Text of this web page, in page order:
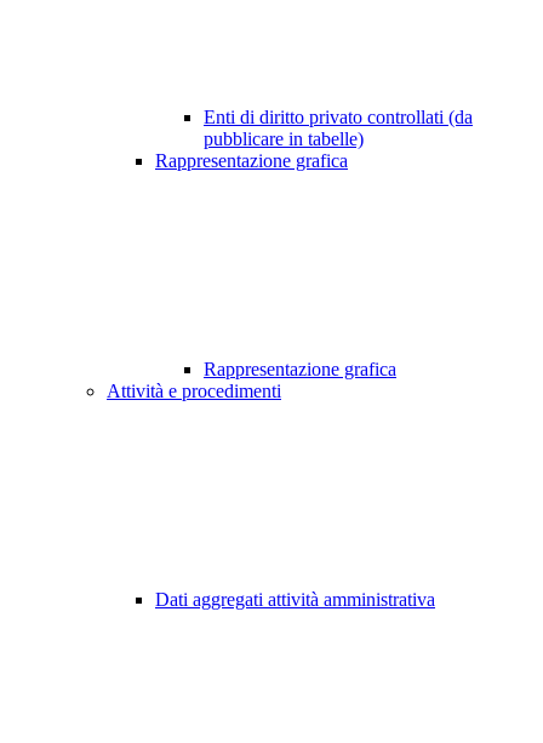
Enti di diritto privato controllati (da
pubblicare in tabelle)
Rappresentazione grafica
Rappresentazione grafica
Attività e procedimenti
Dati aggregati attività amministrativa